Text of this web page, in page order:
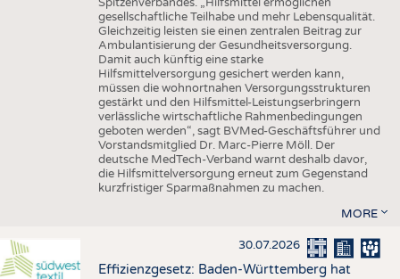
gesellschaftliche Teilhabe und mehr Lebensqualität.
Gleichzeitig leisten sie einen zentralen Beitrag zur
Ambulantisierung der Gesundheitsversorgung.
Damit auch künftig eine starke
Hilfsmittelversorgung gesichert werden kann,
müssen die wohnortnahen Versorgungsstrukturen
gestärkt und den Hilfsmittel-Leistungserbringern
verlässliche wirtschaftliche Rahmenbedingungen
geboten werden“, sagt BVMed-Geschäftsführer und
Vorstandsmitglied Dr. Marc-Pierre Möll. Der
deutsche MedTech-Verband warnt deshalb davor,
die Hilfsmittelversorgung erneut zum Gegenstand
kurzfristiger Sparmaßnahmen zu machen.
MORE
30.07.2026
Effizienzgesetz: Baden-Württemberg hat